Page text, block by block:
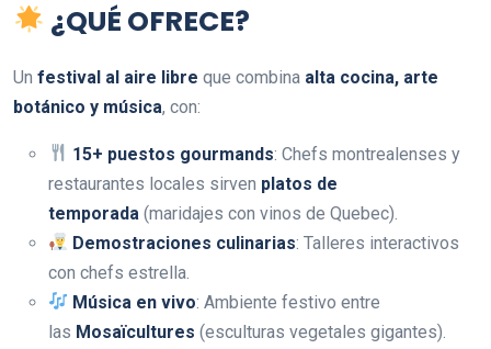
¿QUÉ OFRECE?
Un festival al aire libre que combina alta cocina, arte
botánico y música, con:
15+ puestos gourmands: Chefs montrealenses y
restaurantes locales sirven platos de
temporada (maridajes con vinos de Quebec).
Demostraciones culinarias: Talleres interactivos
con chefs estrella.
Música en vivo: Ambiente festivo entre
las Mosaïcultures (esculturas vegetales gigantes).